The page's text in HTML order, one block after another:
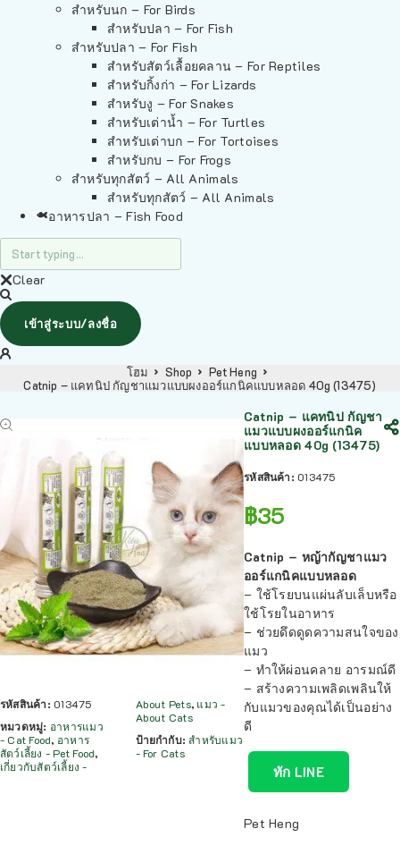
สำหรับนก – For Birds
สำหรับปลา – For Fish
สำหรับปลา – For Fish
สำหรับสัตว์เลื้อยคลาน – For Reptiles
สำหรับกิ้งก่า – For Lizards
สำหรับงู – For Snakes
สำหรับเต่าน้ำ – For Turtles
สำหรับเต่าบก – For Tortoises
สำหรับกบ – For Frogs
สำหรับทุกสัตว์ – All Animals
สำหรับทุกสัตว์ – All Animals
อาหารปลา – Fish Food
Clear
เข้าสู่ระบบ/ลงชื่อ
โฮม Shop
Pet Heng
Catnip – แคทนิป กัญชาแมวแบบผงออร์แกนิคแบบหลอด 40g (13475)
รหัสสินค้า: 013475
หมวดหมู่: อาหารแมว
- Cat Food, อาหาร
สัตว์เลี้ยง - Pet Food,
เกี่ยวกับสัตว์เลี้ยง -
About Pets, แมว -
About Cats
ป้ายกำกับ:สำหรับแมว
- For Cats
Catnip – แคทนิป กัญชา
แมวแบบผงออร์แกนิค
แบบหลอด 40g (13475)
รหัสสินค้า: 013475
฿35
Catnip – หญ้ากัญชาแมว
ออร์แกนิคแบบหลอด
– ใช้โรยบนแผ่นลับเล็บหรือ
ใช้โรยในอาหาร
– ช่วยดึดดูดความสนใจของ
แมว
– ทำให้ผ่อนคลาย อารมณ์ดี
– สร้างความเพลิดเพลินให้
กับแมวของคุณได้เป็นอย่าง
ดี
ทัก LINE
Pet Heng